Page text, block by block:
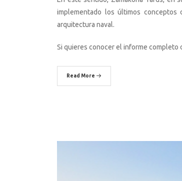
implementado los últimos
arquitectura naval.
Si quieres conocer el informe completo
Read More